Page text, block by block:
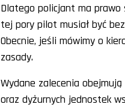
Dlatego policjant ma
tej pory pilot musiał być
Obecnie, jeśli mówimy o
zasady.
Wydane zalecenia
oraz dyżurnych jednostek